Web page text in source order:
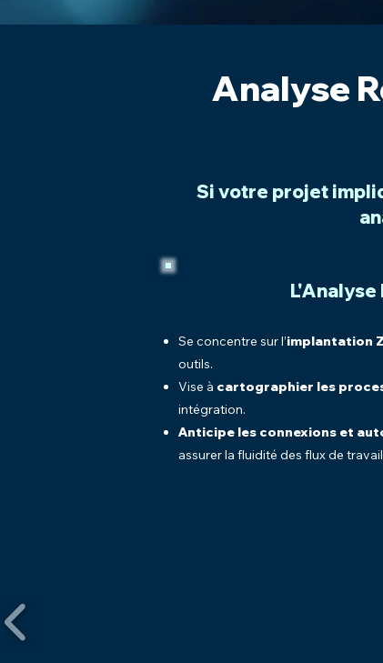
Analyse
Si votre projet
L'Analyse
Se concentre sur l’implantation
outils.
Vise à cartographier les
intégration.
Anticipe les connexions et
assurer la fluidité des flux de